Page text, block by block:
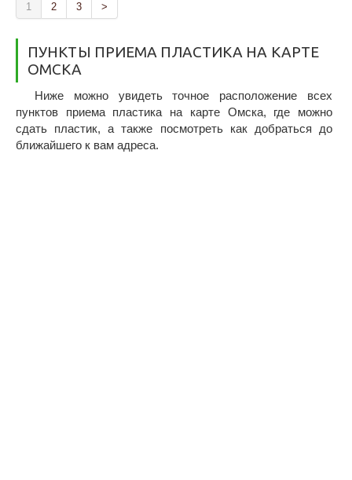
1 2 3 >
ПУНКТЫ ПРИЕМА ПЛАСТИКА НА КАРТЕ
ОМСКА
Ниже можно увидеть точное расположение всех
пунктов приема пластика на карте Омска, где можно
сдать пластик, а также посмотреть как добраться до
ближайшего к вам адреса.